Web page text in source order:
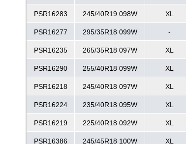
PSR16283 245/40R19 098W XL
PSR16277 295/35R18 099W -
PSR16235 265/35R18 097W XL
PSR16290 255/40R18 099W XL
PSR16218 245/40R18 097W XL
PSR16224 235/40R18 095W XL
PSR16219 225/40R18 092W XL
PSR16386 245/45R18 100W XL